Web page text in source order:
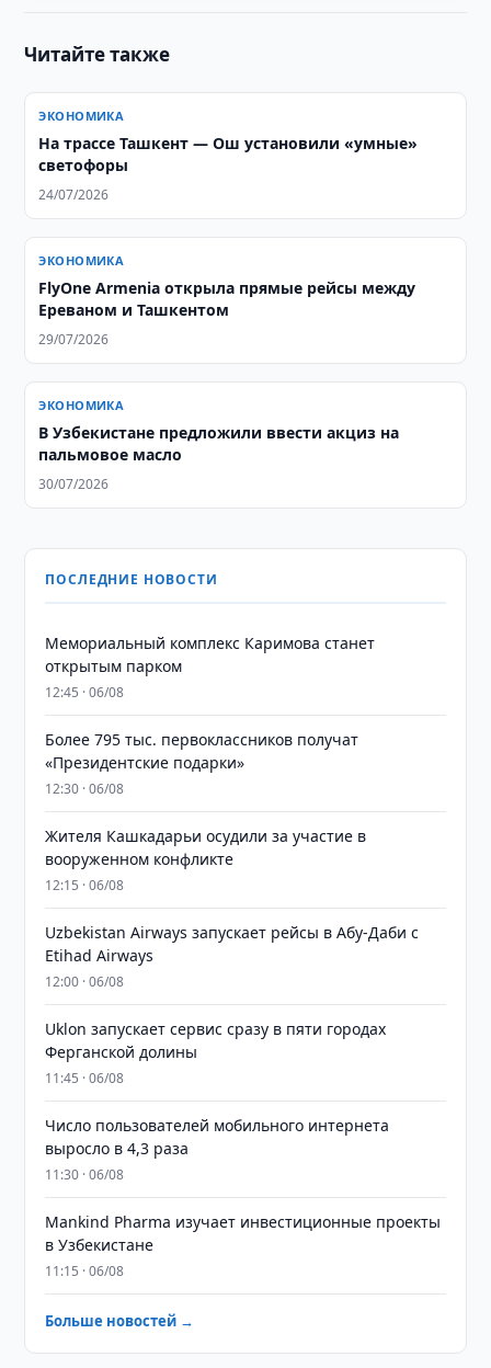
Читайте также
ЭКОНОМИКА
На трассе Ташкент — Ош установили «умные»
светофоры
24/07/2026
ЭКОНОМИКА
FlyOne Armenia открыла прямые рейсы между
Ереваном и Ташкентом
29/07/2026
ЭКОНОМИКА
В Узбекистане предложили ввести акциз на
пальмовое масло
30/07/2026
ПОСЛЕДНИЕ НОВОСТИ
Мемориальный комплекс Каримова станет
открытым парком
12:45 · 06/08
Более 795 тыс. первоклассников получат
«Президентские подарки»
12:30 · 06/08
Жителя Кашкадарьи осудили за участие в
вооруженном конфликте
12:15 · 06/08
Uzbekistan Airways запускает рейсы в Абу-Даби с
Etihad Airways
12:00 · 06/08
Uklon запускает сервис сразу в пяти городах
Ферганской долины
11:45 · 06/08
Число пользователей мобильного интернета
выросло в 4,3 раза
11:30 · 06/08
Mankind Pharma изучает инвестиционные проекты
в Узбекистане
11:15 · 06/08
Больше новостей →